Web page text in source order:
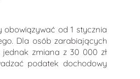
obowiązywać od 1 stycznia
Dla osób zarabiających
zmiana z 30 000 zł
podatek dochodowy